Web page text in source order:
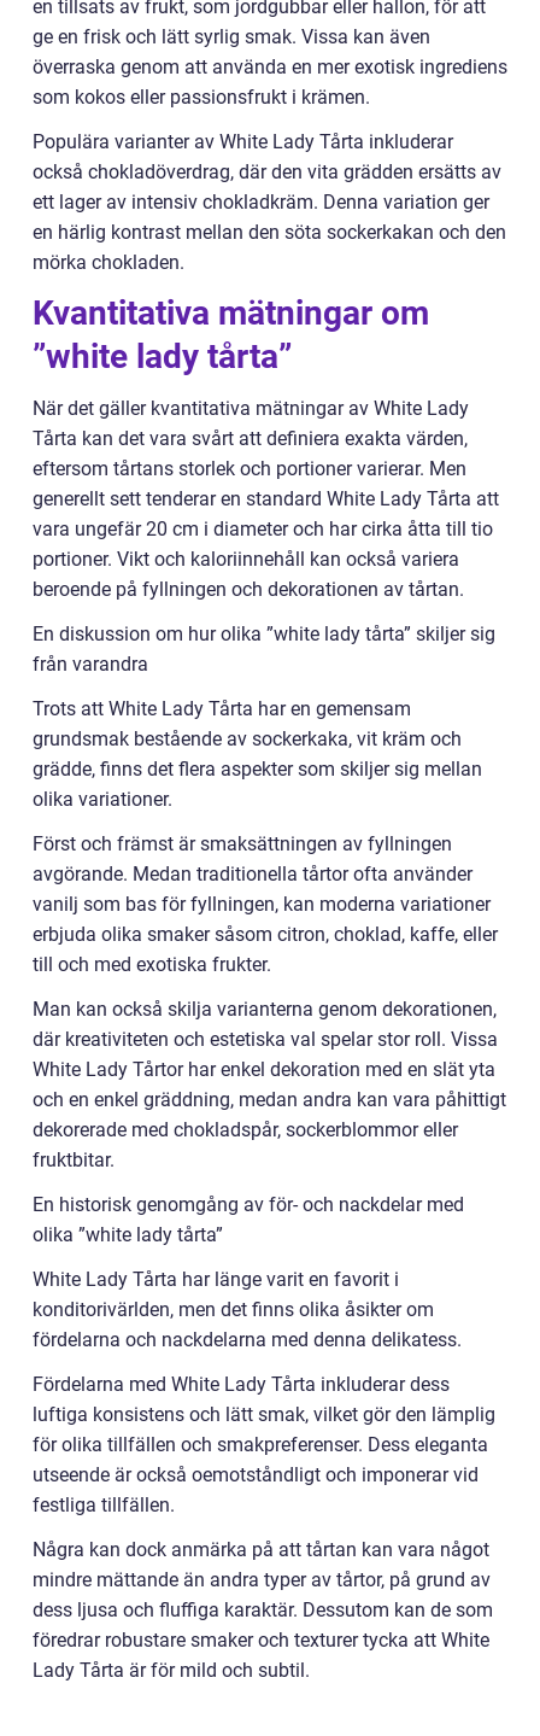
en tillsats av frukt, som jordgubbar eller hallon, för att
ge en frisk och lätt syrlig smak. Vissa kan även
överraska genom att använda en mer exotisk ingrediens
som kokos eller passionsfrukt i krämen.
Populära varianter av White Lady Tårta inkluderar
också chokladöverdrag, där den vita grädden ersätts av
ett lager av intensiv chokladkräm. Denna variation ger
en härlig kontrast mellan den söta sockerkakan och den
mörka chokladen.
Kvantitativa mätningar om
”white lady tårta”
När det gäller kvantitativa mätningar av White Lady
Tårta kan det vara svårt att definiera exakta värden,
eftersom tårtans storlek och portioner varierar. Men
generellt sett tenderar en standard White Lady Tårta att
vara ungefär 20 cm i diameter och har cirka åtta till tio
portioner. Vikt och kaloriinnehåll kan också variera
beroende på fyllningen och dekorationen av tårtan.
En diskussion om hur olika ”white lady tårta” skiljer sig
från varandra
Trots att White Lady Tårta har en gemensam
grundsmak bestående av sockerkaka, vit kräm och
grädde, finns det flera aspekter som skiljer sig mellan
olika variationer.
Först och främst är smaksättningen av fyllningen
avgörande. Medan traditionella tårtor ofta använder
vanilj som bas för fyllningen, kan moderna variationer
erbjuda olika smaker såsom citron, choklad, kaffe, eller
till och med exotiska frukter.
Man kan också skilja varianterna genom dekorationen,
där kreativiteten och estetiska val spelar stor roll. Vissa
White Lady Tårtor har enkel dekoration med en slät yta
och en enkel gräddning, medan andra kan vara påhittigt
dekorerade med chokladspår, sockerblommor eller
fruktbitar.
En historisk genomgång av för- och nackdelar med
olika ”white lady tårta”
White Lady Tårta har länge varit en favorit i
konditorivärlden, men det finns olika åsikter om
fördelarna och nackdelarna med denna delikatess.
Fördelarna med White Lady Tårta inkluderar dess
luftiga konsistens och lätt smak, vilket gör den lämplig
för olika tillfällen och smakpreferenser. Dess eleganta
utseende är också oemotståndligt och imponerar vid
festliga tillfällen.
Några kan dock anmärka på att tårtan kan vara något
mindre mättande än andra typer av tårtor, på grund av
dess ljusa och fluffiga karaktär. Dessutom kan de som
föredrar robustare smaker och texturer tycka att White
Lady Tårta är för mild och subtil.